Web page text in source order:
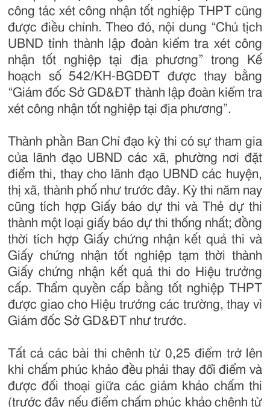
công tác xét công nhận tốt nghiệp THPT cũng
được điều chỉnh. Theo đó, nội dung “Chủ tịch
UBND tỉnh thành lập đoàn kiểm tra xét công
nhận tốt nghiệp tại địa phương” trong Kế
hoạch số 542/KH-BGDĐT được thay bằng
“Giám đốc Sở GD&ĐT thành lập đoàn kiểm tra
xét công nhận tốt nghiệp tại địa phương”.
Thành phần Ban Chỉ đạo kỳ thi có sự tham gia
của lãnh đạo UBND các xã, phường nơi đặt
điểm thi, thay cho lãnh đạo UBND các huyện,
thị xã, thành phố như trước đây. Kỳ thi năm nay
cũng tích hợp Giấy báo dự thi và Thẻ dự thi
thành một loại giấy báo dự thi thống nhất; đồng
thời tích hợp Giấy chứng nhận kết quả thi và
Giấy chứng nhận tốt nghiệp tạm thời thành
Giấy chứng nhận kết quả thi do Hiệu trưởng
cấp. Thẩm quyền cấp bằng tốt nghiệp THPT
được giao cho Hiệu trưởng các trường, thay vì
Giám đốc Sở GD&ĐT như trước.
Tất cả các bài thi chênh từ 0,25 điểm trở lên
khi chấm phúc khảo đều phải thay đổi điểm và
được đối thoại giữa các giám khảo chấm thi
(trước đây nếu điểm chấm phúc khảo chênh từ